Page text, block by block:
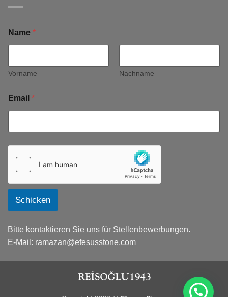
Name *
Vorname Nachname
Email *
Schicken
Bitte kontaktieren Sie uns für Stellenbewerbungen.
E-Mail: ramazan@efesusstone.com